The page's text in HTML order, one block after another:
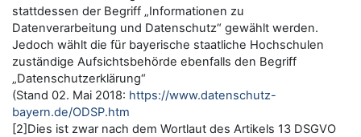
stattdessen der Begriff „Informationen zu
Datenverarbeitung und Datenschutz“ gewählt werden.
Jedoch wählt die für bayerische staatliche Hochschulen
zuständige Aufsichtsbehörde ebenfalls den Begriff
„Datenschutzerklärung“
(Stand 02. Mai 2018: https://www.datenschutz-
bayern.de/ODSP.htm
[2]Dies ist zwar nach dem Wortlaut des Artikels 13 DSGVO